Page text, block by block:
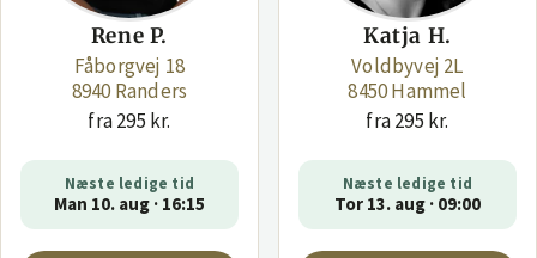
Rene P.
Fåborgvej 18
8940 Randers
fra 295 kr.
Næste ledige tid
Man 10. aug · 16:15
Katja H.
Voldbyvej 2L
8450 Hammel
fra 295 kr.
Næste ledige tid
Tor 13. aug · 09:00